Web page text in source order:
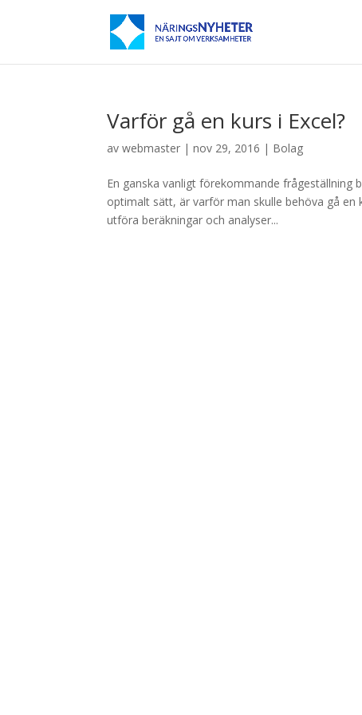
Varför gå en kurs i Excel?
avwebmaster |nov 29, 2016 | Bolag
En ganska vanligt förekommande frågeställning
optimalt sätt, är varför man skulle behöva gå en
utföra beräkningar och analyser...